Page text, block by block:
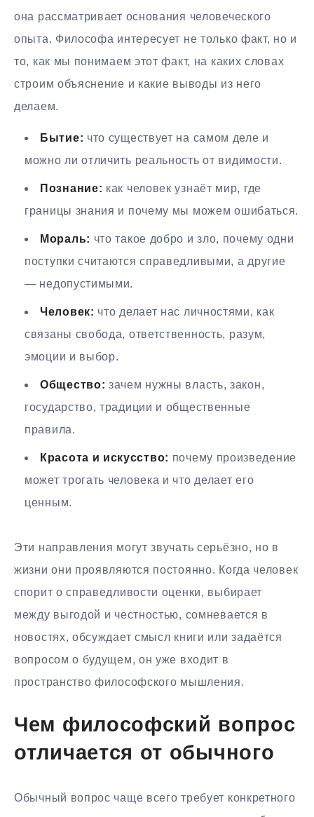
она рассматривает основания человеческого
опыта. Философа интересует не только факт, но и
то, как мы понимаем этот факт, на каких словах
строим объяснение и какие выводы из него
делаем.
Бытие: что существует на самом деле и
можно ли отличить реальность от видимости.
Познание: как человек узнаёт мир, где
границы знания и почему мы можем ошибаться.
Мораль: что такое добро и зло, почему одни
поступки считаются справедливыми, а другие
— недопустимыми.
Человек: что делает нас личностями, как
связаны свобода, ответственность, разум,
эмоции и выбор.
Общество: зачем нужны власть, закон,
государство, традиции и общественные
правила.
Красота и искусство: почему произведение
может трогать человека и что делает его
ценным.
Эти направления могут звучать серьёзно, но в
жизни они проявляются постоянно. Когда человек
спорит о справедливости оценки, выбирает
между выгодой и честностью, сомневается в
новостях, обсуждает смысл книги или задаётся
вопросом о будущем, он уже входит в
пространство философского мышления.
Чем философский вопрос
отличается от обычного
Обычный вопрос чаще всего требует конкретного